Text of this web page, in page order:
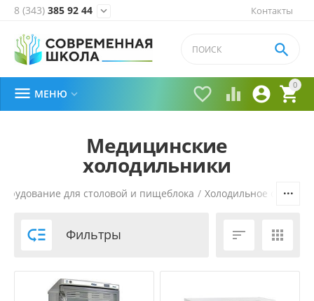
Контакты
8 (343) 385 92 44 
0


 

 МЕНЮ 
Медицинские
холодильники
для столовой и пищеблока / Холодильное
 Фильтры  